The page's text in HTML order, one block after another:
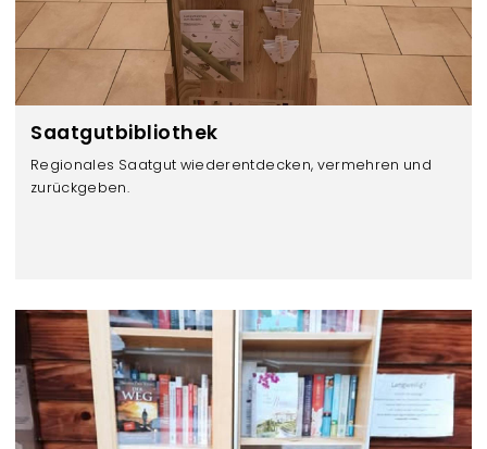
Saatgutbibliothek
Regionales Saatgut wiederentdecken, vermehren und
zurückgeben.